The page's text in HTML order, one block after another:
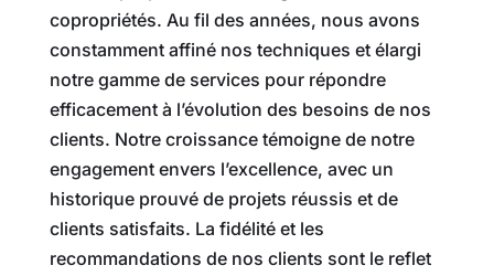
copropriétés. Au fil des années, nous avons
constamment affiné nos techniques et élargi
notre gamme de services pour répondre
efficacement à l’évolution des besoins de nos
clients. Notre croissance témoigne de notre
engagement envers l’excellence, avec un
historique prouvé de projets réussis et de
clients satisfaits. La fidélité et les
recommandations de nos clients sont le reflet